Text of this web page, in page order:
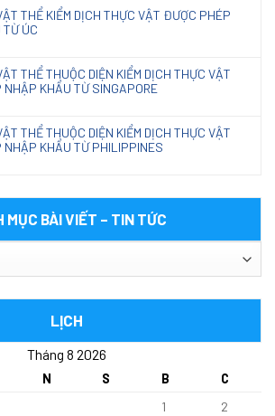
THỂ KIỂM DỊCH THỰC VẬT ĐƯỢC PHÉP
TỪ ÚC
THỂ THUỘC DIỆN KIỂM DỊCH THỰC VẬT
KHẨU TỪ SINGAPORE
THỂ THUỘC DIỆN KIỂM DỊCH THỰC VẬT
NHẬP KHẨU TỪ PHILIPPINES
MỤC BÀI VIẾT – TIN TỨC
LỊCH
Tháng 8 2026
N S B
C
1
2